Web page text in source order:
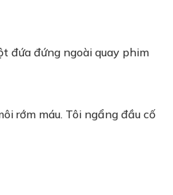
đứa đứng ngoài quay phim
rớm máu. Tôi ngẩng đầu cố